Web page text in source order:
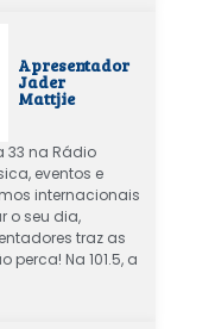
Apresentador
Jader
Mattjie
33 na Rádio
eventos e
internacionais
o seu dia,
traz as
Na 101.5, a